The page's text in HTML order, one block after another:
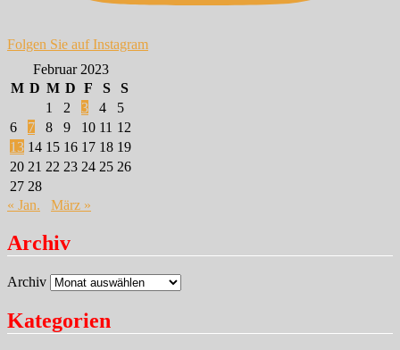
Folgen Sie auf Instagram
Februar 2023
M D M D F S
S
1
2 3 4
5
6
7 8 9 10 11 12
13 14 15 16 17 18 19
20 21 22 23 24 25 26
27 28
« Jan.
März »
Archiv
Archiv
Kategorien